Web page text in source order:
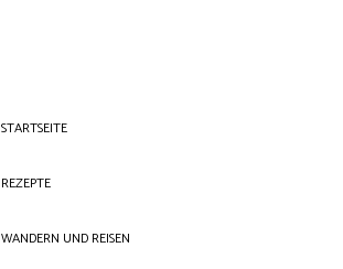
STARTSEITE
REZEPTE
WANDERN UND REISEN